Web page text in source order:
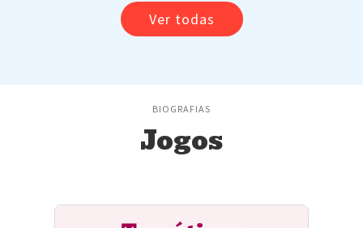
Ver todas
BIOGRAFIAS
Jogos